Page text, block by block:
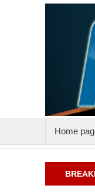
Home